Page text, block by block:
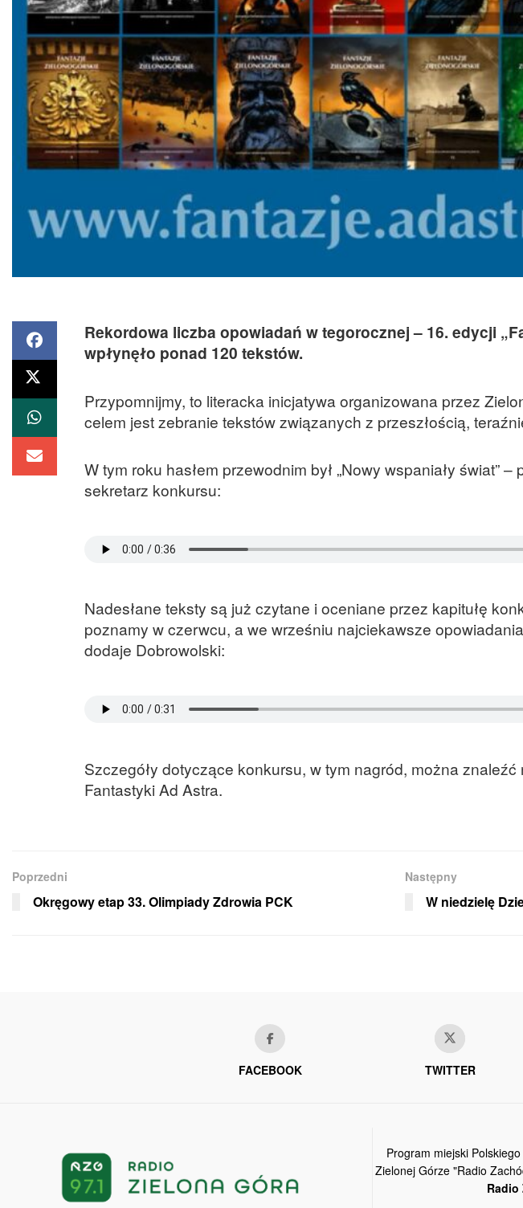
Rekordowa liczba opowiadań w tegorocznej – 16. edycji
wpłynęło ponad 120 tekstów.
Przypomnijmy, to literacka inicjatywa organizowana przez
celem jest zebranie tekstów związanych z przeszłością,
W tym roku hasłem przewodnim był „Nowy wspaniały świat”
sekretarz konkursu:
Nadesłane teksty są już czytane i oceniane przez kapitułę
poznamy w czerwcu, a we wrześniu najciekawsze
dodaje Dobrowolski:
Szczegóły dotyczące konkursu, w tym nagród, można
Fantastyki Ad Astra.
Poprzedni
Okręgowy etap 33. Olimpiady Zdrowia PCK
Następny
W niedzielę
FACEBOOK TWITTER
Program miejski
Zielonej Górze "Radio
Radio